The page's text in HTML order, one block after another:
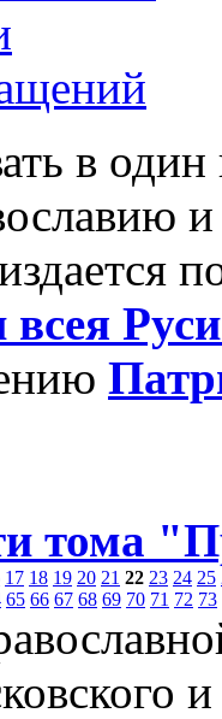
в
всея
тома
17 18 19 20 21 22 23 24 25
65 66 67 68 69 70 71 72 73